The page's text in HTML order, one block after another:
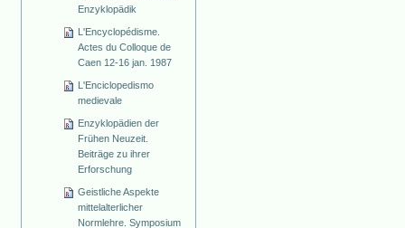
Enzyklopädik
L'Encyclopédisme.
Actes du Colloque de
Caen 12-16 jan. 1987
L'Enciclopedismo
medievale
Enzyklopädien der
Frühen Neuzeit.
Beiträge zu ihrer
Erforschung
Geistliche Aspekte
mittelalterlicher
Normlehre. Symposium